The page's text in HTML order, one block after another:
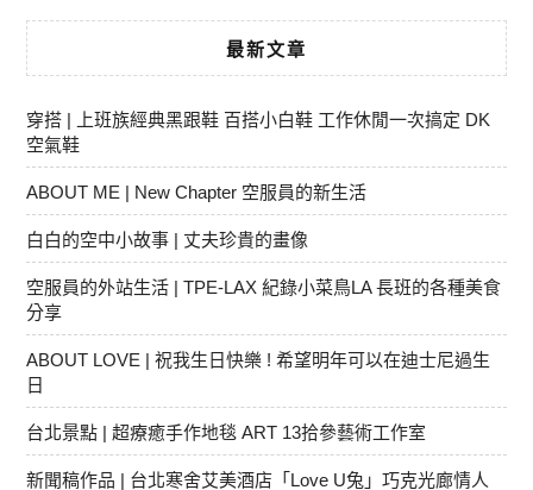
最新文章
穿搭 | 上班族經典黑跟鞋 百搭小白鞋 工作休閒一次搞定 DK
空氣鞋
ABOUT ME | New Chapter 空服員的新生活
白白的空中小故事 | 丈夫珍貴的畫像
空服員的外站生活 | TPE-LAX 紀錄小菜鳥LA 長班的各種美食
分享
ABOUT LOVE | 祝我生日快樂 ! 希望明年可以在迪士尼過生
日
台北景點 | 超療癒手作地毯 ART 13拾參藝術工作室
新聞稿作品 | 台北寒舍艾美酒店「Love U兔」巧克光廊情人